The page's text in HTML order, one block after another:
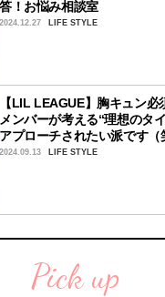
答！お悩み相談室
2024.12.27 LIFE STYLE
【LIL LEAGUE】胸キュン
メンバーが考える“理想のタ
アプローチされたい派です（
2024.09.13 LIFE STYLE
Pick up